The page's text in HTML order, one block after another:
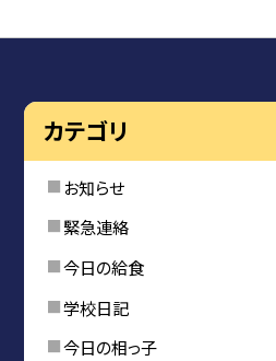
カテゴリ
お知らせ
緊急連絡
今日の給食
学校日記
今日の相っ子